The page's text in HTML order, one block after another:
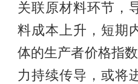
关联原材料环节，
料成本上升，短期
体的生产者价格指
力持续传导，或将